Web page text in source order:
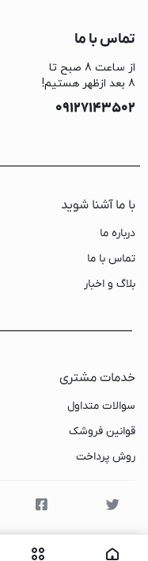
تماس با ما
از ساعت 8 صبح تا
8 بعد ازظهر هستیم!
09127143502
با ما آشنا شوید
درباره ما
تماس با ما
بلاگ و اخبار
خدمات مشتری
سوالات متداول
قوانین فروشک
روش پرداخت